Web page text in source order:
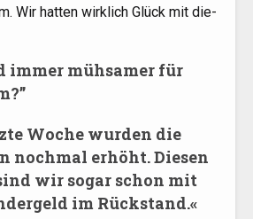
Wir hat­ten wirk­lich Glück mit die­
immer müh­sa­mer für
Woche wur­den die
noch­mal erhöht. Die­sen
wir sogar schon mit
im Rückstand.«